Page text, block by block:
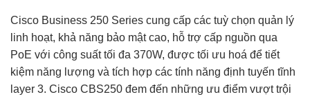
Cisco Business 250 Series cung cấp các tuỳ chọn quản lý
linh hoạt, khả năng bảo mật cao, hỗ trợ cấp nguồn qua
PoE với công suất tối đa 370W, được tối ưu hoá để tiết
kiệm năng lượng và tích hợp các tính năng định tuyến tĩnh
layer 3. Cisco CBS250 đem đến những ưu điểm vượt trội